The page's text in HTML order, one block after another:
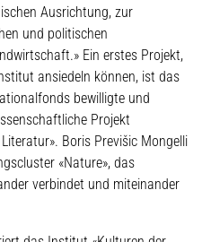
Ausrichtung, zur
und politischen
Ein erstes Projekt,
ansiedeln können, ist das
bewilligte und
Projekt
Boris Previšic Mongelli
«Nature», das
verbindet und miteinander